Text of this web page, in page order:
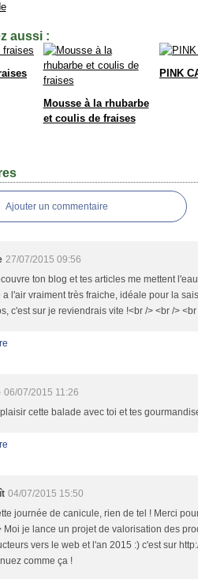
aussi :
Mousse à la rhubarbe
et coulis de fraises
PINK
Ajouter un commentaire
27/07/2015 09:56
ton blog et tes articles me mettent
a l'air vraiment très fraiche, idéale pour la
c'est sur je reviendrais vite !<br /> <br />
06/07/2015 11:26
cette balade avec toi et tes
04/07/2015 15:50
journée de canicule, rien de tel ! Merci
Moi je lance un projet de valorisation des
vers le web et l'an 2015 :) c'est sur
comme ça !